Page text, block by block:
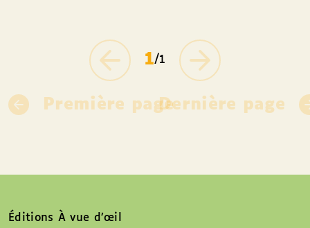
Première page
1/1
Dernière page
Éditions À vue d’œil